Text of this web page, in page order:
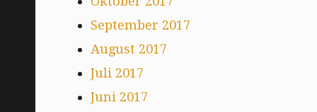
September 2017
August 2017
Juli 2017
Juni 2017